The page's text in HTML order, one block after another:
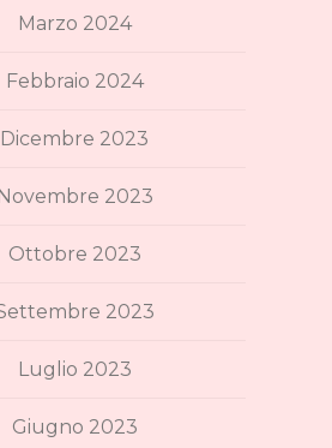
Marzo 2024
Febbraio 2024
Dicembre 2023
2023
Ottobre 2023
2023
Luglio 2023
Giugno 2023